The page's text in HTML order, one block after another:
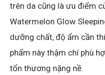
trên da cũng là ưu điểm
Watermelon Glow
dưỡng chất, độ ẩm cần
phẩm này thậm chí phù
tổn thương nặng nề.